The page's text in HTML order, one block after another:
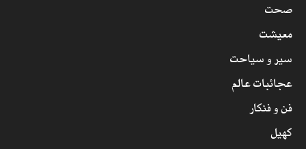
صحت
معیشت
سیر و سیاحت
عجائبات عالم
فن و فنکار
کھیل